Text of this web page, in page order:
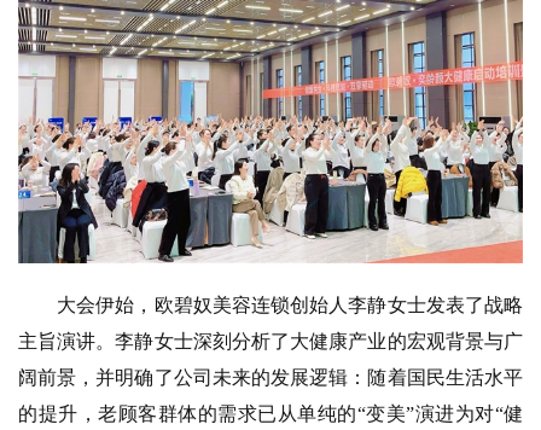
大会伊始，欧碧奴美容连锁创始人李静女士发表了战略
主旨演讲。李静女士深刻分析了大健康产业的宏观背景与广
阔前景，并明确了公司未来的发展逻辑：随着国民生活水平
的提升，老顾客群体的需求已从单纯的“变美”演进为对“健